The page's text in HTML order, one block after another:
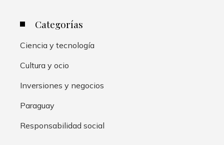
Categorías
Ciencia y tecnología
Cultura y ocio
Inversiones y negocios
Paraguay
Responsabilidad social